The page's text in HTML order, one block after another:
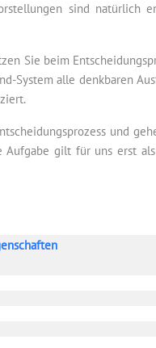
sind natürlich
Sie beim
System alle denkbaren
und
gilt für uns erst